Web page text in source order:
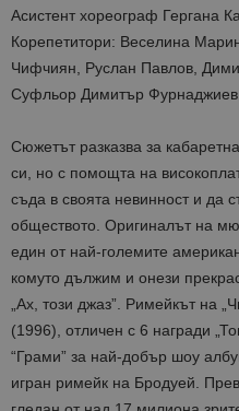
Асистент хореограф Гергана
Корепетитори: Веселина
Чифчиян, Руслан Павлов,
Суфльор Димитър Фурнаджиев
Сюжетът разказва за
си, но с помощта на
съда в своята невинност и да
обществото. Оригиналът на
един от най-големите
комуто дължим и онези
„Ах, този джаз”. Римейкът на
(1996), отличен с 6 награди
“Грами” за най-добър шоу
игран римейк на Бродуей.